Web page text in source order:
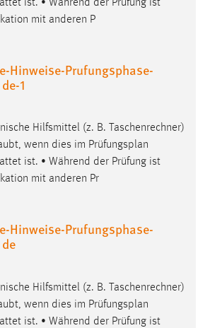
ist. • Während der Prüfung ist
mit anderen P
Hinweise-Prufungsphase-
1
Hilfsmittel (z. B. Taschenrechner)
wenn dies im Prüfungsplan
ist. • Während der Prüfung ist
mit anderen Pr
Hinweise-Prufungsphase-
Hilfsmittel (z. B. Taschenrechner)
wenn dies im Prüfungsplan
ist. • Während der Prüfung ist
werden von Drittanbietern
Werbung anzuzeigen.
sie Besucher über Websites
Limited